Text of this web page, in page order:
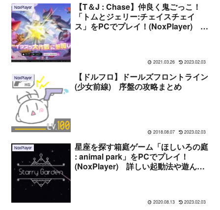
NoxPlayer
【T＆J : Chase】仲良く鬼ごっこ！
「トムとジェリー:チェイスチェイ
ス」をPCでプレイ！(NoxPlayer) 詳
2021.03.26 2023.02.03
NoxPlayer
【ドルフロ】ドールズフロントライン
(少女前線) 序盤の攻略まとめ
2018.08.07 2023.02.03
NoxPlayer
星座を探す箱庭ゲーム「ほしいろの庭
: animal park」をPCでプレイ！
(NoxPlayer) 詳しい起動法や遊んだ
2020.08.13 2023.02.03